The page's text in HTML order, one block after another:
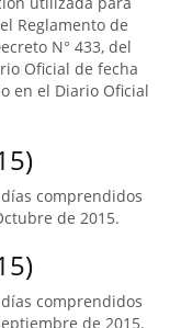
Reglamento de
N° 433, del
Oficial de fecha
en el Diario Oficial
comprendidos
de 2015.
comprendidos
de 2015.